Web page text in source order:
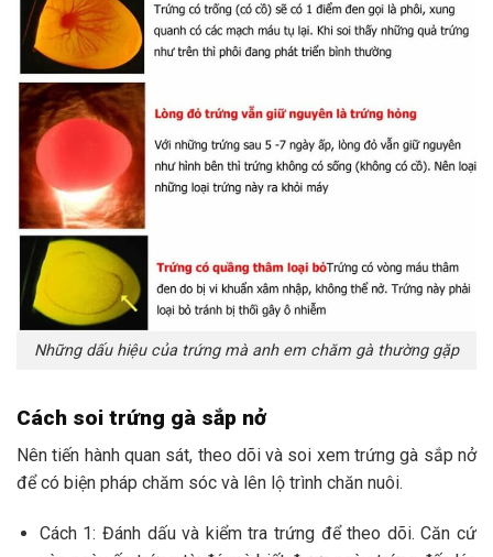
Những dấu hiệu của trứng mà anh em chăm gà thường gặp
Cách soi trứng gà sắp nở
Nên tiến hành quan sát, theo dõi và soi xem trứng gà sắp nở
để có biện pháp chăm sóc và lên lộ trình chăn nuôi.
Cách 1: Đánh dấu và kiểm tra trứng để theo dõi. Căn cứ